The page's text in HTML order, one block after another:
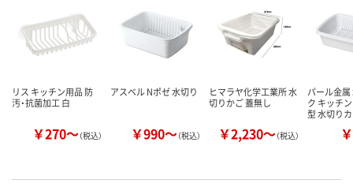
リス キッチン用品 防
汚・抗菌加工 白
￥270～（税込）
アスベル Nポゼ 水切り
￥990～（税込）
ヒマラヤ化学工業所 水
切りかご 蓋無し
￥2,230～（税込）
パール金
ク キッチ
型 水切り